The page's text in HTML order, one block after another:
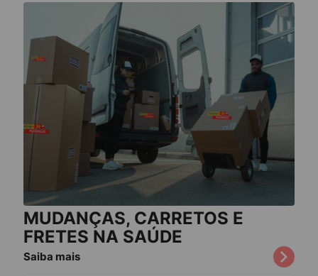
MUDANÇAS, CARRETOS E
FRETES NA SAÚDE
Saiba mais